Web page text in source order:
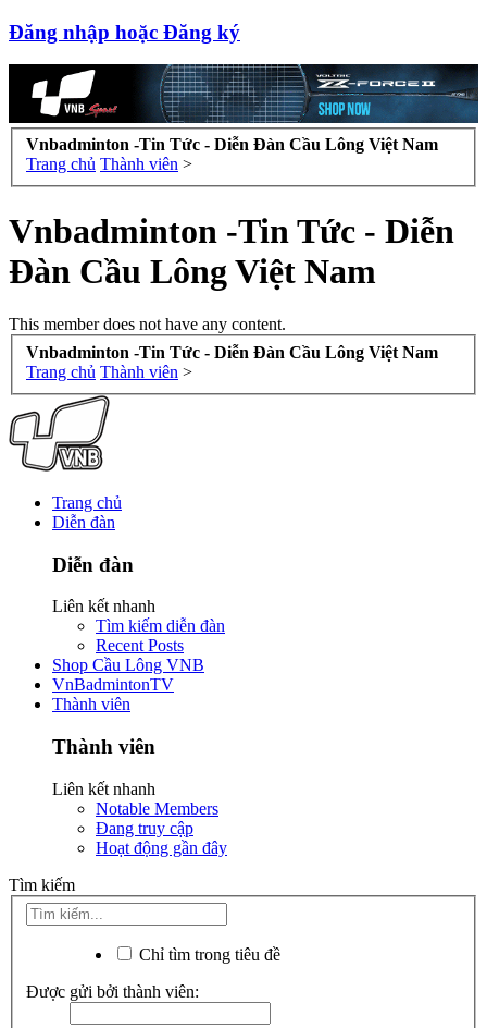
Đăng nhập hoặc Đăng ký
Vnbadminton -Tin Tức - Diễn Đàn Cầu Lông Việt Nam
Trang chủ Thành viên >
Vnbadminton -Tin Tức - Diễn
Đàn Cầu Lông Việt Nam
This member does not have any content.
Vnbadminton -Tin Tức - Diễn Đàn Cầu Lông Việt Nam
Trang chủ Thành viên >
Trang chủ
Diễn đàn
Diễn đàn
Liên kết nhanh
Tìm kiếm diễn đàn
Recent Posts
Shop Cầu Lông VNB
VnBadmintonTV
Thành viên
Thành viên
Liên kết nhanh
Notable Members
Đang truy cập
Hoạt động gần đây
Tìm kiếm
Chỉ tìm trong tiêu đề
Được gửi bởi thành viên: